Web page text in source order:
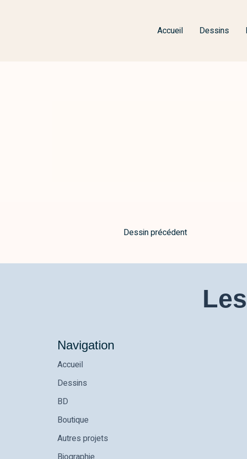
Accueil Dessins
Dessin précédent
Navigation
Accueil
Dessins
BD
Boutique
Autres projets